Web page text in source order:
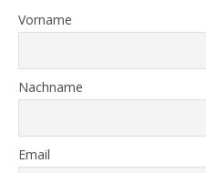
Vorname
Nachname
Email